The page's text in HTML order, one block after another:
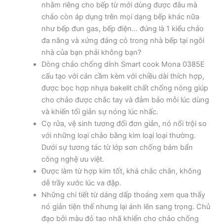
nhằm riêng cho bếp từ mới dùng được đâu mà
chảo còn áp dụng trên mọi dạng bếp khác nữa
như bếp đun gas, bếp điện… đúng là 1 kiểu chảo
đa năng và xứng đáng có trong nhà bếp tại ngôi
nhà của bạn phải không bạn?
Dòng chảo chống dính Smart cook Mona 0385E
cấu tạo với cán cầm kèm với chiều dài thích hợp,
được bọc hợp nhựa bakelit chất chống nóng giúp
cho chảo được chắc tay và đảm bảo mỗi lúc dùng
và khiến tối giản sự nóng lúc nhấc.
Cọ rửa, vệ sinh tương đối đơn giản, nó nổi trội so
với những loại chảo bằng kim loại loại thường.
Dưới sự tương tác từ lớp sơn chống bám bẩn
công nghệ ưu việt.
Được làm từ hợp kim tốt, khá chắc chắn, không
dễ trầy xước lúc va đập.
Những chi tiết từ dáng dấp thoáng xem qua thấy
nó giản tiện thế nhưng lại ánh lên sang trọng. Chủ
đạo bởi màu đỏ tao nhã khiến cho chảo chống